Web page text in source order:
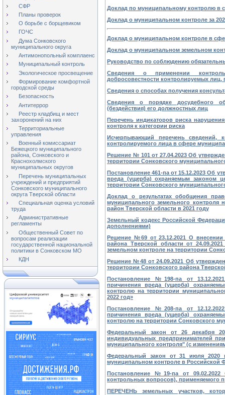
СФР
Планы проверок
О борьбе с борщевиком
ГОЧС
Дума Сонковского
муниципального округа
Антимонопольный комплаенс
Муниципальный контроль
Экологическое просвещение
Формирование комфортной
городской среды
Безопасность
Антитеррор
Реестр кладбищ и мест
захоронений на них
Территориальные
управления
Военный комиссариат
Бежецкого муниципального
района, Сонковского и
Краснохолмского
муниципальных округов
Перечень муниципальных
учреждений и предприятий
Сонковского муниципального
округа Тверской области
Специальная оценка условий
труда
Административные
регламенты
Общественный Совет по
вопросам реализации
государственной национальной
политики в Сонковском МО
КДН
Доклад по муниципальному контролю в
Доклад о муниципальном контроле за
Доклад о муниципальном контроле в
Доклад о муниципальном земельном
Руководство по соблюдению
Сведения о применении
добросовестности контролируемых
Сведения о способах получения
Сведения о порядке досудебного
(бездействия) его должностных лиц
Перечень индикаторов риска
контроля к категории риска
Исчерпывающий перечень сведений,
контролируемого лица в сфере
Решение № 101 от 27.04.2023 Об
территории Сонковского
Постановление 461-па от 15.12.2023 Об
вреда (ущерба) охраняемым законом
территории Сонковского
Доклад о результатах обобщения
муниципального земельного контроля
район Тверской области в 2021 году
Земельный кодекс Российской
дополнениями)
Решение №69 от 23.12.2021 О внесении
района Тверской области от
земельном контроле на территории
Решение №48 от 24.09.2021 Об
территории Сонковского района
Постановление №198-па от
причинения вреда (ущерба)
контролю на территории
2022 год»
Постановление №208-па от
причинения вреда (ущерба)
контролю на территории Сонковского
Федеральный закон от 26 декабря
индивидуальных предпринимателей
муниципального контроля" (с
Федеральный закон от 31 июля 2020
муниципальном контроле в Российской
Постановление №19-па от
контрольных вопросов), применяемого
ПЕРЕЧЕНЬ земельных участков,